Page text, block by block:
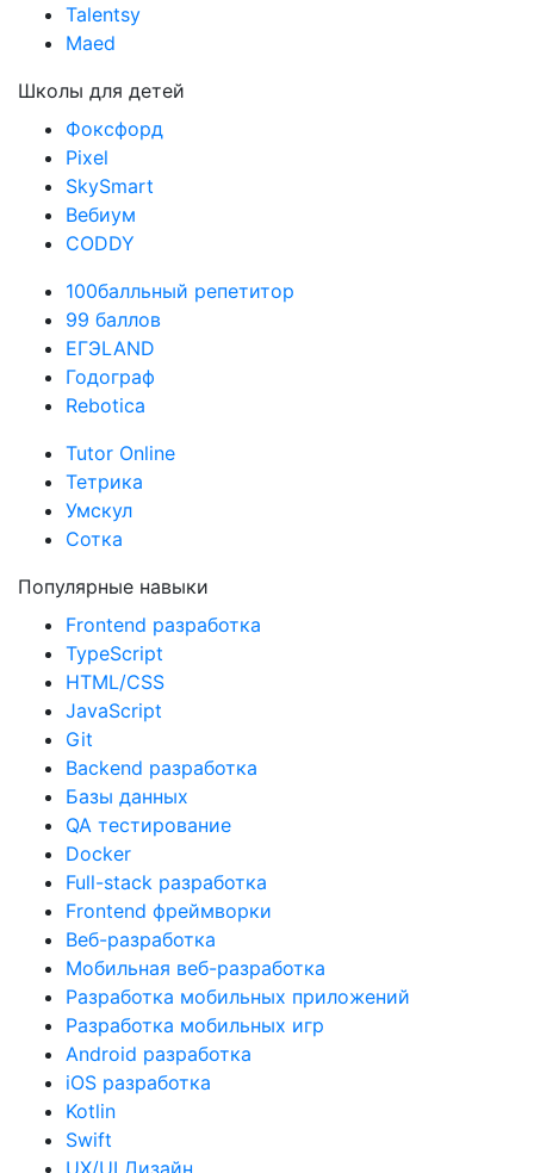
Talentsy
Maed
Школы для детей
Фоксфорд
Pixel
SkySmart
Вебиум
CODDY
100балльный репетитор
99 баллов
ЕГЭLAND
Годограф
Rebotica
Tutor Online
Тетрика
Умскул
Сотка
Популярные навыки
Frontend разработка
TypeScript
HTML/CSS
JavaScript
Git
Backend разработка
Базы данных
QA тестирование
Docker
Full-stack разработка
Frontend фреймворки
Веб-разработка
Мобильная веб-разработка
Разработка мобильных приложений
Разработка мобильных игр
Android разработка
iOS разработка
Kotlin
Swift